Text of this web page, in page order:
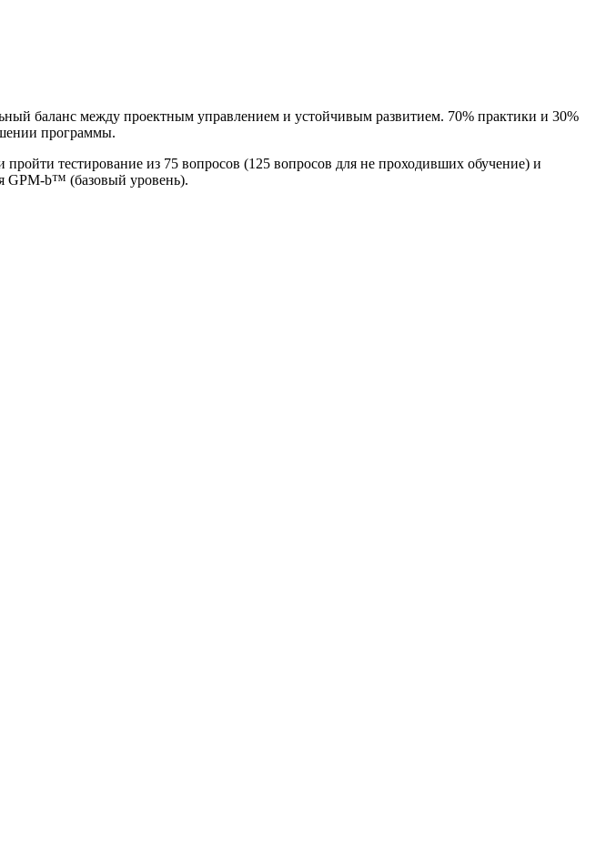
баланс между проектным управлением и устойчивым развитием. 70% практики и 30%
программы.
тестирование из 75 вопросов (125 вопросов для не проходивших обучение) и
GPM-b™ (базовый уровень).